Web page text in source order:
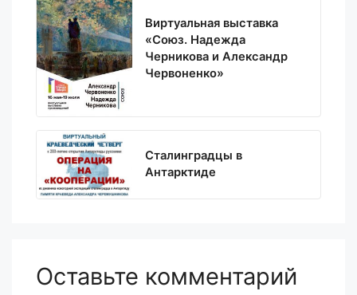
Виртуальная выставка
«Союз. Надежда
Черникова и Александр
Червоненко»
Сталинградцы в
Антарктиде
Оставьте комментарий